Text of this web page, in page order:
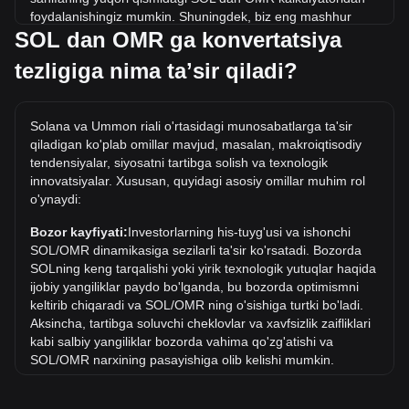
foydalanishingiz mumkin. Shuningdek, biz eng mashhur
konvertatsiyalar uchun tezkor ma'lumotnoma jadvallarini
ham kiritdik. Masalan, 5 OMR 0.1698 SOL ga teng, 5 SOL
esa 147.24OMR atrofida turadi.
OMR dagi 1 SOL ning eng yuqori narxi ر.ع.113.17. 1
SOL/OMR qiymati joriy eng yuqori ko'rsatkichdan oshib
ketishini ko'rish kerak.
OMR da narx dinamikasi qanday?
Oxirgi 7 kun ichida Solana (SOL) kursi 5.58% ga oshdi.
Oxirgi oyda Solana (SOL) ayirboshlash kursi Ummon riali
(OMR) ga nisbatan 1.62% ga tushdi.
SOL dan OMR ga konvertatsiya
tezligiga nima taʼsir qiladi?
Solana va Ummon riali o'rtasidagi munosabatlarga ta'sir
qiladigan ko'plab omillar mavjud, masalan, makroiqtisodiy
tendensiyalar, siyosatni tartibga solish va texnologik
innovatsiyalar. Xususan, quyidagi asosiy omillar muhim rol
o'ynaydi:
Bozor kayfiyati:Investorlarning his-tuyg'usi va ishonchi
SOL/OMR dinamikasiga sezilarli ta'sir ko'rsatadi. Bozorda
SOLning keng tarqalishi yoki yirik texnologik yutuqlar haqida
ijobiy yangiliklar paydo bo'lganda, bu bozorda optimismni
keltirib chiqaradi va SOL/OMR ning o'sishiga turtki bo'ladi.
Aksincha, tartibga soluvchi cheklovlar va xavfsizlik zaifliklari
kabi salbiy yangiliklar bozorda vahima qo'zg'atishi va
SOL/OMR narxining pasayishiga olib kelishi mumkin.